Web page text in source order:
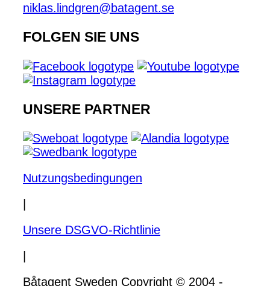
niklas.lindgren@batagent.se
FOLGEN SIE UNS
UNSERE PARTNER
Nutzungsbedingungen
Unsere DSGVO-Richtlinie
Båtagent Sweden Copyright © 2004 -